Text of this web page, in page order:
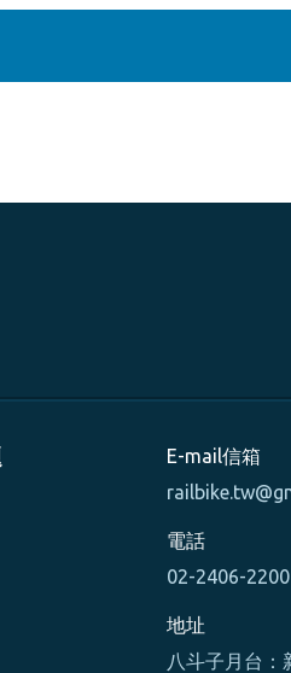
E-mail信箱
電話
02-2406-
地址
八斗子月台